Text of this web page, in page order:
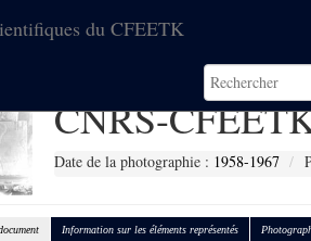
du CFEETK
CNRS-
Date de la photographie : 1958-1967
Information sur les éléments représentés